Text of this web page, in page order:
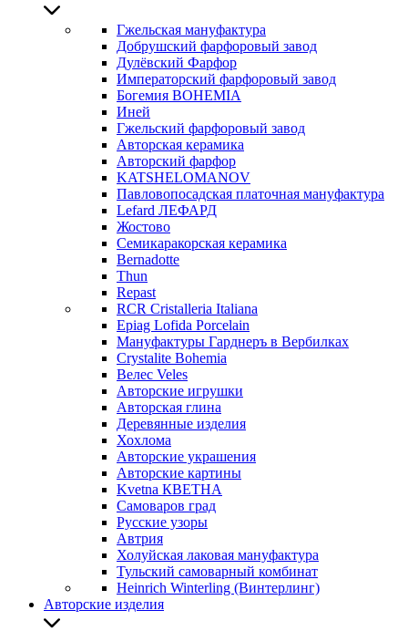
Гжельская мануфактура
Добрушский фарфоровый завод
Дулёвский Фарфор
Императорский фарфоровый завод
Богемия BOHEMIA
Иней
Гжельский фарфоровый завод
Авторская керамика
Авторский фарфор
KATSHELOMANOV
Павловопосадская платочная мануфактура
Lefard ЛЕФАРД
Жостово
Семикаракорская керамика
Bernadotte
Thun
Repast
RCR Cristalleria Italiana
Epiag Lofida Porcelain
Мануфактуры Гарднеръ в Вербилках
Crystalite Bohemia
Велес Veles
Авторские игрушки
Авторская глина
Деревянные изделия
Хохлома
Авторские украшения
Авторские картины
Kvetna КВЕТНА
Самоваров град
Русские узоры
Автрия
Холуйская лаковая мануфактура
Тульский самоварный комбинат
Heinrich Winterling (Винтерлинг)
Авторские изделия